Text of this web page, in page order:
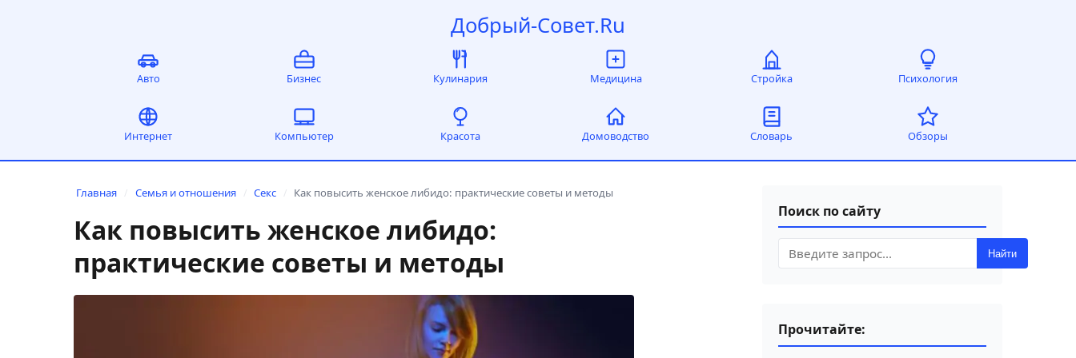
Добрый-Совет.Ru
Авто Бизнес Кулинария Медицина Стройка Психология
Интернет Компьютер Красота Домоводство Словарь Обзоры
Главная / Семья и отношения / Секс / Как повысить женское либидо: практические советы и методы
Как повысить женское либидо:
практические советы и методы
Поиск по сайту
Найти
Прочитайте: